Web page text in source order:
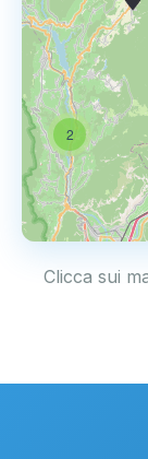
2
Clicca sui